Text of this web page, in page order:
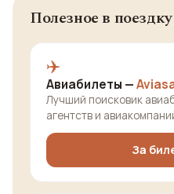
Полезное в поездку
✈️
Авиабилеты —
Лучший поисковик
агентств и
За